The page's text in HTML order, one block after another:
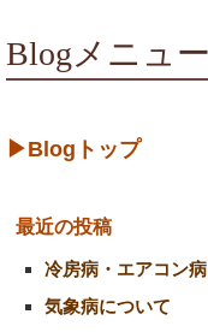
Blogメニュー
▶Blogトップ
最近の投稿
冷房病・エアコン
気象病について